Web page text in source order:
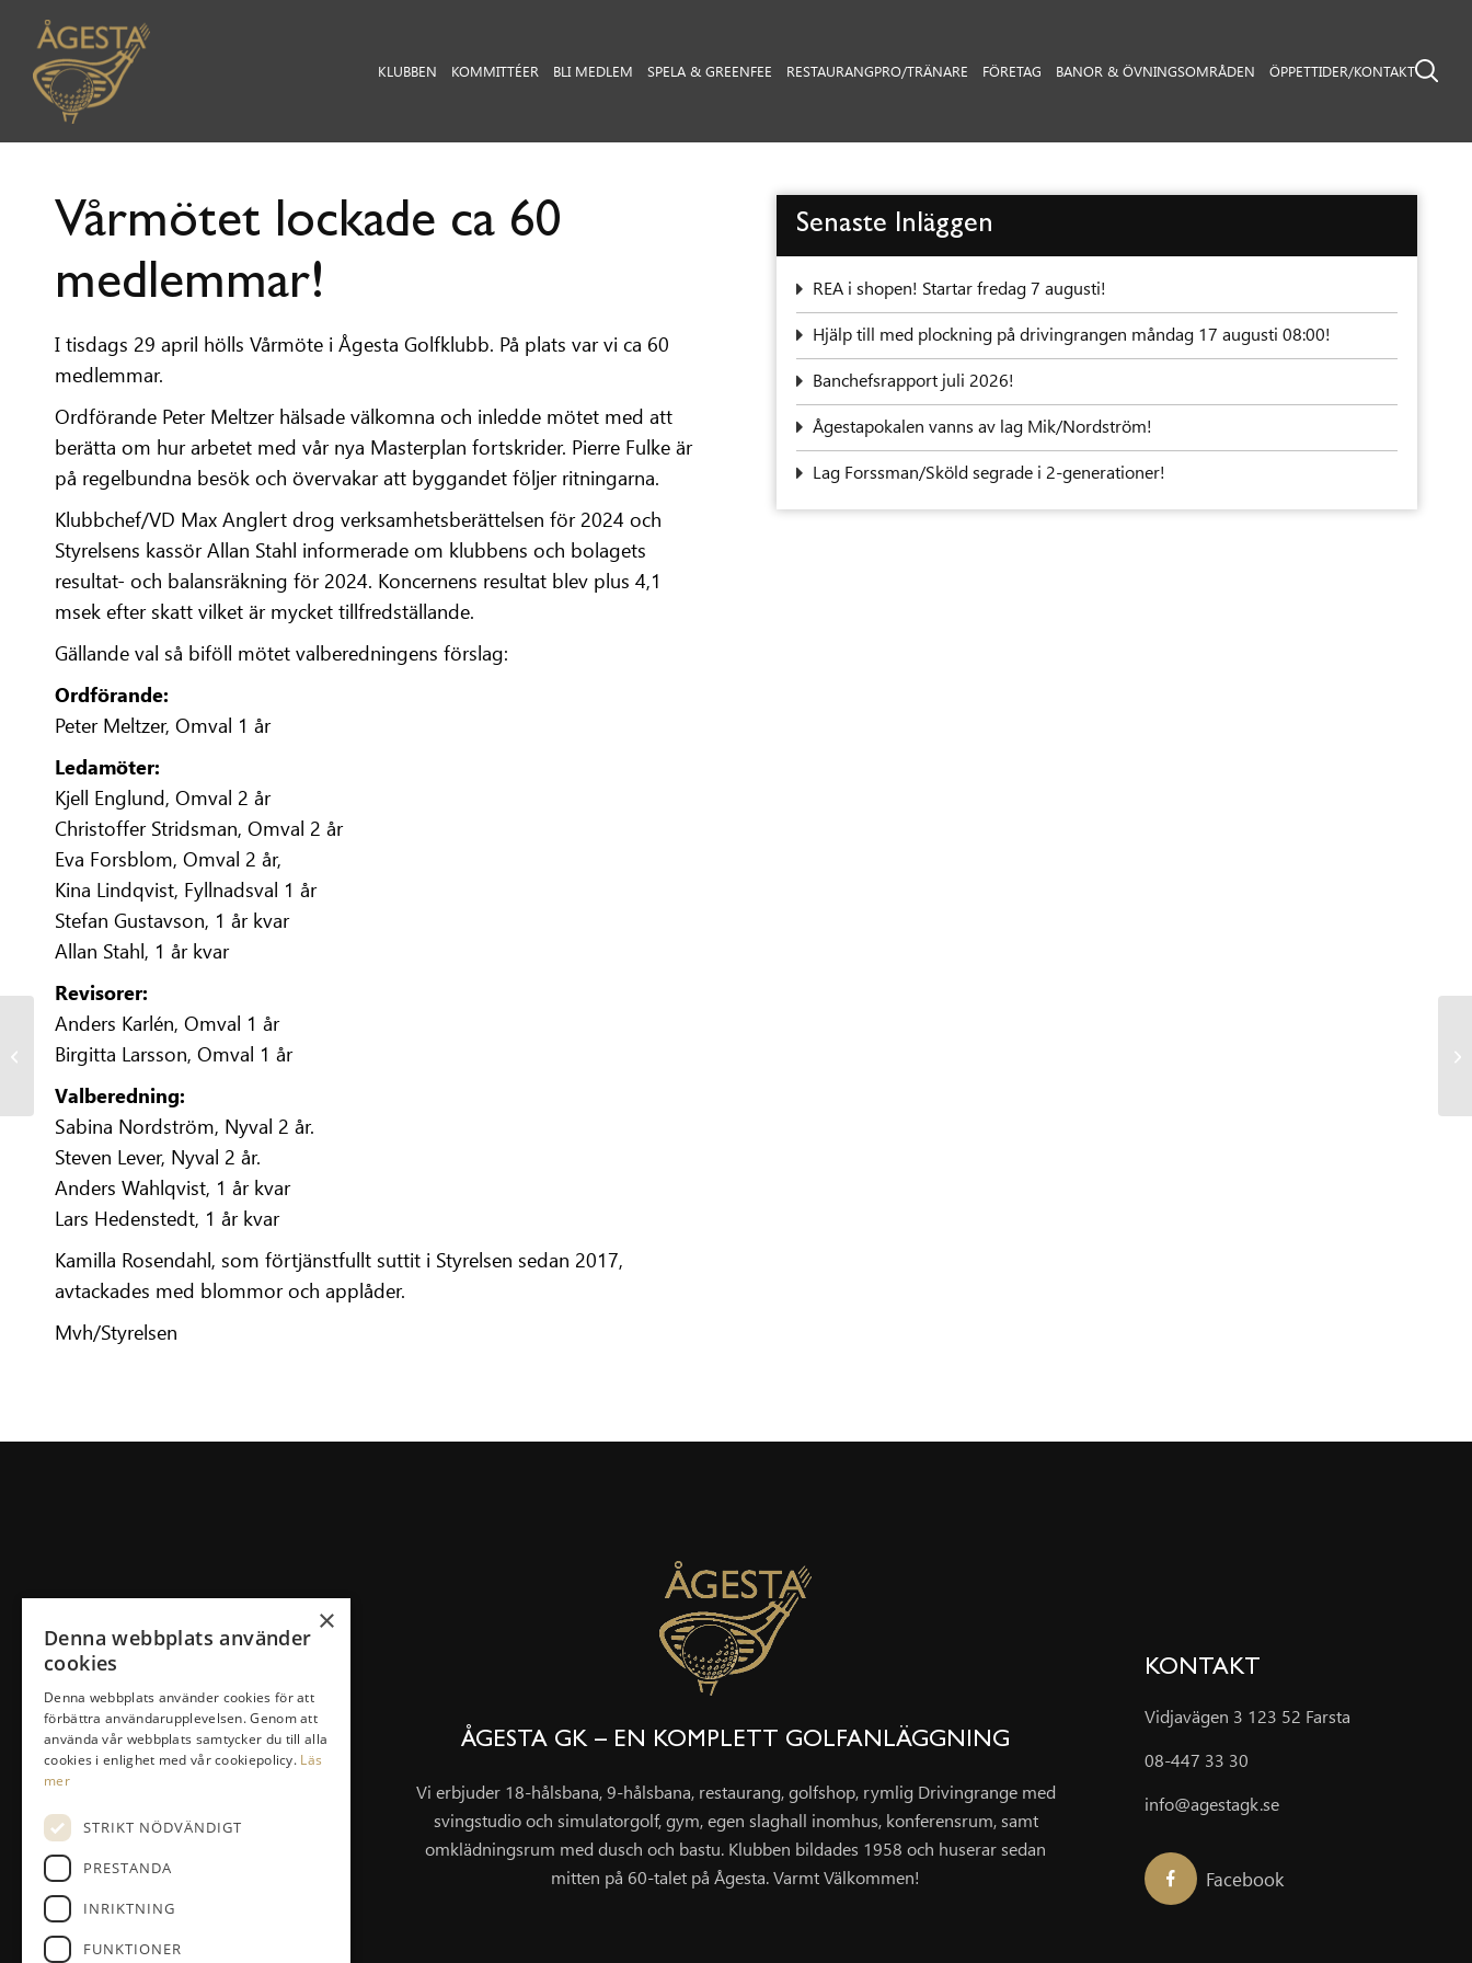
KLUBBEN KOMMITTÉER BLI MEDLEM SPELA & GREENFEE RESTAURANGPRO/TRÄNARE FÖRETAG BANOR & ÖVNINGSOMRÅDEN ÖPPETTIDER/KONTAKT
Vårmötet lockade ca 60
medlemmar!
I tisdags 29 april hölls Vårmöte i Ågesta Golfklubb. På plats var vi ca 60
medlemmar.
Ordförande Peter Meltzer hälsade välkomna och inledde mötet med att
berätta om hur arbetet med vår nya Masterplan fortskrider. Pierre Fulke är
på regelbundna besök och övervakar att byggandet följer ritningarna.
Klubbchef/VD Max Anglert drog verksamhetsberättelsen för 2024 och
Styrelsens kassör Allan Stahl informerade om klubbens och bolagets
resultat- och balansräkning för 2024. Koncernens resultat blev plus 4,1
msek efter skatt vilket är mycket tillfredställande.
Gällande val så biföll mötet valberedningens förslag:
Ordförande:
Peter Meltzer, Omval 1 år
Ledamöter:
Kjell Englund, Omval 2 år
Christoffer Stridsman, Omval 2 år
Eva Forsblom, Omval 2 år,
Kina Lindqvist, Fyllnadsval 1 år
Stefan Gustavson, 1 år kvar
Allan Stahl, 1 år kvar
Revisorer:
Anders Karlén, Omval 1 år
Birgitta Larsson, Omval 1 år
Valberedning:
Sabina Nordström, Nyval 2 år.
Steven Lever, Nyval 2 år.
Anders Wahlqvist, 1 år kvar
Lars Hedenstedt, 1 år kvar
Kamilla Rosendahl, som förtjänstfullt suttit i Styrelsen sedan 2017,
avtackades med blommor och applåder.
Mvh/Styrelsen
Senaste Inläggen
REA i shopen! Startar fredag 7 augusti!
‍Hjälp till med plockning på drivingrangen måndag 17 augusti 08:00!
Banchefsrapport juli 2026!
Ågestapokalen vanns av lag Mik/Nordström!
Lag Forssman/Sköld segrade i 2-generationer!
SNABBLÄNKAR
Klubben
Bli Medlem
Spela & Greenfee
Drivingrange
Masterplan/Pierre Fulke
Företag
ÅGESTA GK – EN KOMPLETT GOLFANLÄGGNING
Vi erbjuder 18-hålsbana, 9-hålsbana, restaurang, golfshop, rymlig Drivingrange med
svingstudio och simulatorgolf, gym, egen slaghall inomhus, konferensrum, samt
omklädningsrum med dusch och bastu. Klubben bildades 1958 och huserar sedan
mitten på 60-talet på Ågesta. Varmt Välkommen!
KONTAKT
Vidjavägen 3 123 52 Farsta
08-447 33 30
info@agestagk.se
Facebook
Banchefsrapport April!
×
Denna webbplats använder
cookies
Denna webbplats använder cookies för att
förbättra användarupplevelsen. Genom att
använda vår webbplats samtycker du till alla
cookies i enlighet med vår cookiepolicy. Läs
mer
STRIKT NÖDVÄNDIGT
PRESTANDA
INRIKTNING
FUNKTIONER